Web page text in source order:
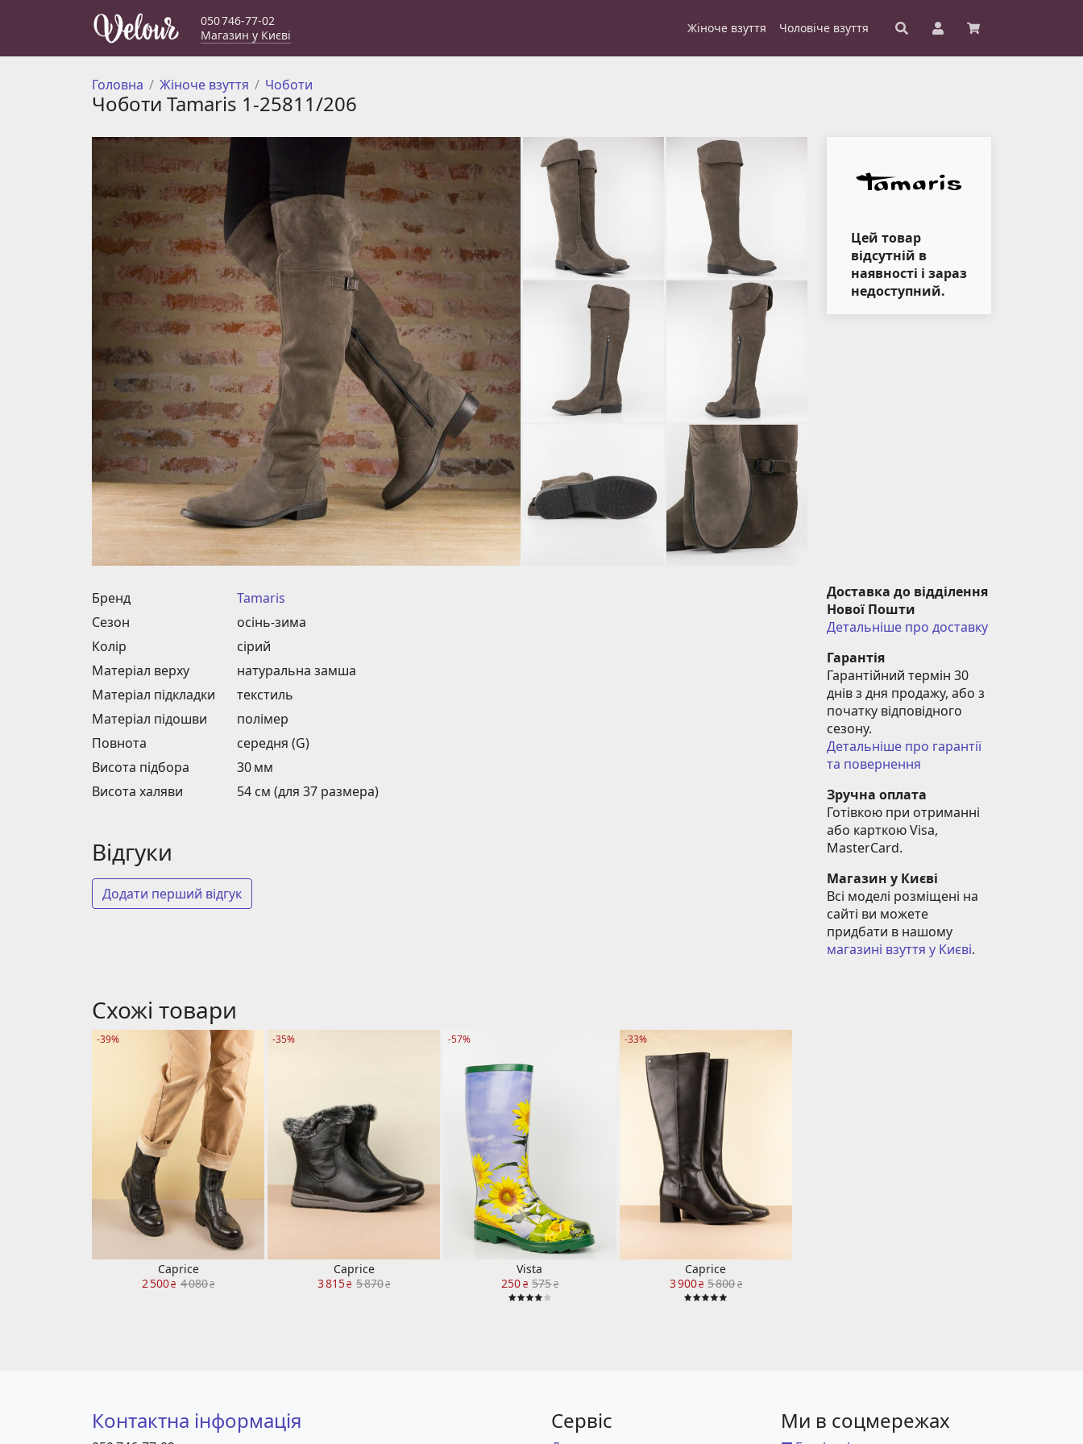
050 746-77-02
Магазин у Києві
Жіноче взуття Чоловіче взуття
Головна Жіноче взуття Чоботи
Чоботи Tamaris 1-25811/206
Цей товар
відсутній в
наявності і зараз
недоступний.
Бренд
Tamaris
Сезон
осінь-зима
Колір
сірий
Матеріал верху
натуральна замша
Матеріал підкладки
текстиль
Матеріал підошви
полімер
Повнота
середня (G)
Висота підбора
30 мм
Висота халяви
54 см (для 37 размера)
Відгуки
Додати перший відгук
Доставка до відділення
Нової Пошти
Детальніше про доставку
Гарантія
Гарантійний термін 30
днів з дня продажу, або з
початку відповідного
сезону.
Детальніше про гарантії
та повернення
Зручна оплата
Готівкою при отриманні
або карткою Visa,
MasterCard.
Магазин у Києві
Всі моделі розміщені на
сайті ви можете
магазині взуття у Києві.
Схожі товари
-39%
Caprice
2 500₴ 4 080₴
-35%
Caprice
3 815₴ 5 870₴
-57%
Vista
250 ₴ 575₴
-33%
Caprice
3 900₴ 5 800₴
Контактна інформація Сервіс Ми в соцмережах